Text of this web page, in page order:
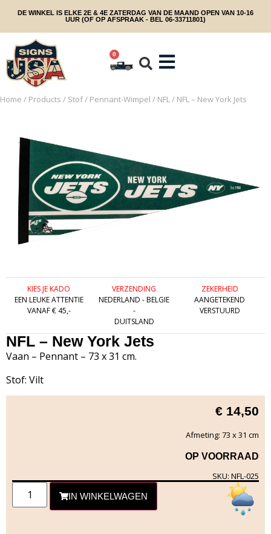
DE WINKEL IS ELKE 2E & 4E ZATERDAG VAN DE MAAND OPEN VAN 10-16
UUR (OF OP AFSPRAAK - BEL 06-33711801)
0
Home / Products / Stof/ Pennant-Wimpel / NFL/ NFL – New York Jets
KIES JE KADO
EEN LEUKE ATTENTIE
VANAF € 45,-
VERZENDING
NEDERLAND - BELGIE
-
DUITSLAND
ZEKERHEID
AANGETEKEND
VERSTUURD
NFL – New York Jets
Vaan – Pennant – 73 x 31 cm.
Stof: Vilt
€ 14,50
Afmeting: 73 x 31 cm
OP VOORRAAD
SKU: NFL-025
IN WINKELWAGEN